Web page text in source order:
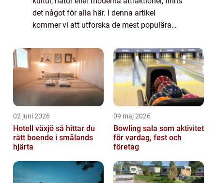
det något för alla här. I denna artikel
kommer vi att utforska de mest populära
diskutera deras unika egenskaper och
historis...
02 juni 2026
Hotell växjö så hittar du
rätt boende i smålands
hjärta
09 maj 2026
Bowling sala som aktivitet
för vardag, fest och
företag